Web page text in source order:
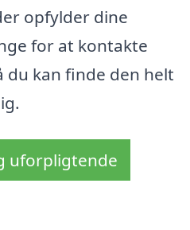
opfylder dine
for at kontakte
du kan finde den helt
uforpligtende